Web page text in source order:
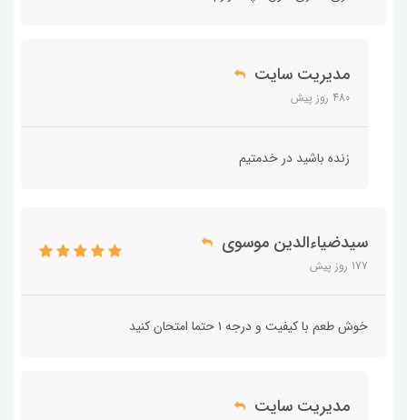
مدیریت سایت
480 روز پیش
زنده باشید در خدمتیم
سیدضیاءالدین موسوی
177 روز پیش
خوش طعم با کیفیت و درجه ۱ حتما امتحان کنید
مدیریت سایت